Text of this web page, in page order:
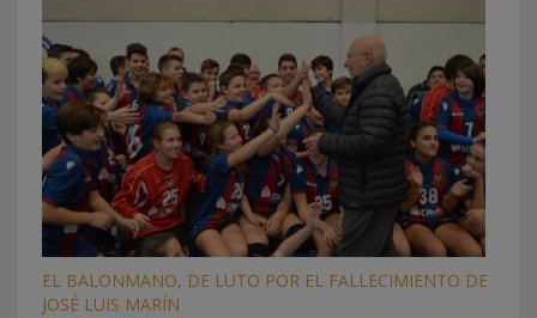
EL BALONMANO, DE LUTO POR EL FALLECIMIENTO DE
JOSÉ LUIS MARÍN